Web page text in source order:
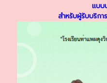
แบบ
สำหรับผู้รับบริก